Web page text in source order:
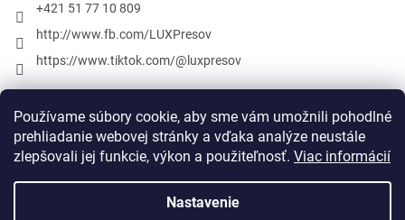
Používame súbory cookie, aby sme vám umožnili pohodlné
prehliadanie webovej stránky a vďaka analýze neustále
zlepšovali jej funkcie, výkon a použiteľnosť. Viac informácií
Nastavenie
+421 51 77 10 809
http://www.fb.com/LUXPresov
https://www.tiktok.com/@luxpresov
Vytvoril Shoptet